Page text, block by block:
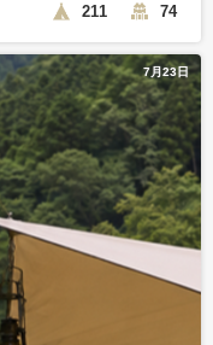
211 74
7月23日